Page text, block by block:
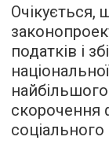
Очікується,
податків і
скорочення